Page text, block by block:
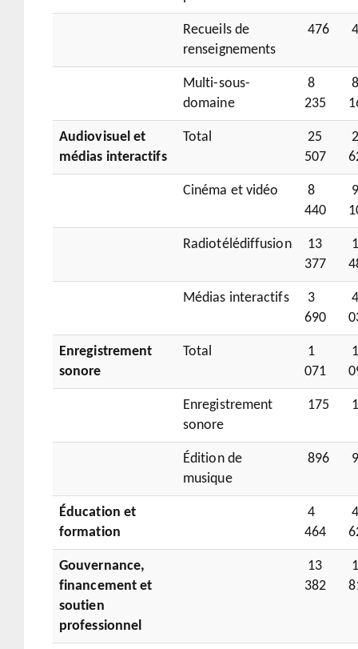
Recueils de
renseignements
476
Multi-sous-
domaine
8
235
Audiovisuel et
médias interactifs
Total
25
507
Cinéma et vidéo
8
440
Radiotélédiffusion
13
377
Médias interactifs
3
690
Enregistrement
sonore
Total
1
071
Enregistrement
sonore
175
Édition de
musique
896
Éducation et
formation
4
464
Gouvernance,
financement et
soutien
professionnel
13
382